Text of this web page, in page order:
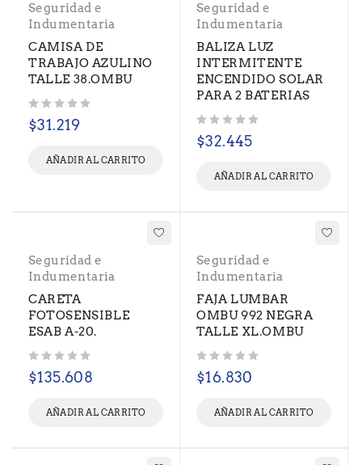
Seguridad e
Indumentaria
CAMISA DE
TRABAJO AZULINO
TALLE 38.OMBU
$31.219
AÑADIR AL CARRITO
Seguridad e
Indumentaria
BALIZA LUZ
INTERMITENTE
ENCENDIDO SOLAR
PARA 2 BATERIAS
$32.445
AÑADIR AL CARRITO
Seguridad e
Indumentaria
CARETA
FOTOSENSIBLE
ESAB A-20.
$135.608
AÑADIR AL CARRITO
Seguridad e
Indumentaria
FAJA LUMBAR
OMBU 992 NEGRA
TALLE XL.OMBU
$16.830
AÑADIR AL CARRITO